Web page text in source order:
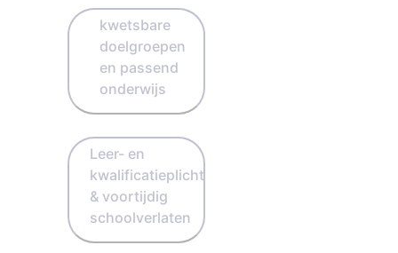
kwetsbare
doelgroepen
en passend
onderwijs
Leer- en
kwalificatieplicht
& voortijdig
schoolverlaten